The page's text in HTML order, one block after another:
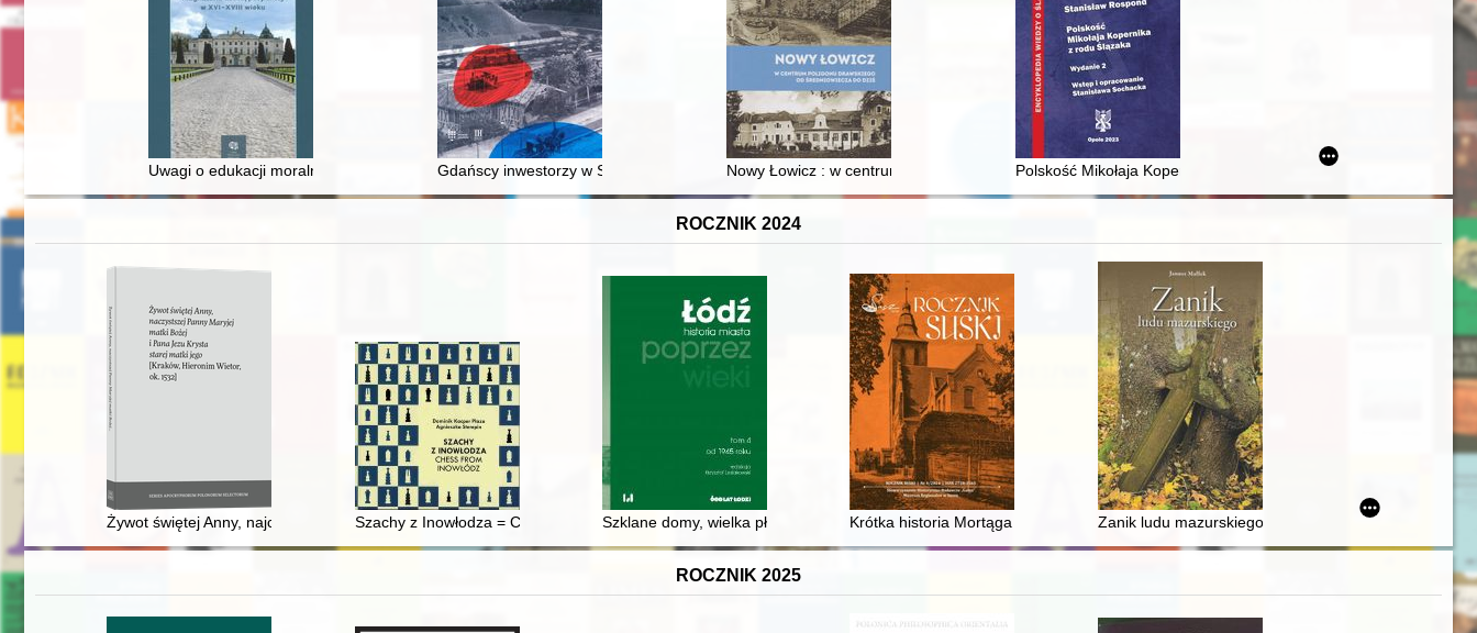
Uwagi o edukacji moralnej synów szlacheckich w XVI-wiecznej RzeczypospolitejGdańscy inwestorzy w Sopocie : prestiż finansowy i towarzyski lokalnego mieszczaństwa w 2. poł. XIX w
Nowy Łowicz : w centrum poligonu drawskiego od średniowiecza do dziś
Polskość Mikołaja Kopernika z rodu Ślązaka
ROCZNIK 2024
Żywot świętej Anny, najczystszej Panny Maryjej matki Bożej i Pana Jezu Krysta starej matki jego : (Kraków, Hieronim Wietor, ok. 1532)
Szachy z Inowłodza = Chess from InowłódzSzklane domy, wielka płyta i gipsowe kariatydy : architektura powojennej Łodzi
Krótka historia Mortąga : fakty i hipotezyZanik ludu mazurskiego
ROCZNIK 2025